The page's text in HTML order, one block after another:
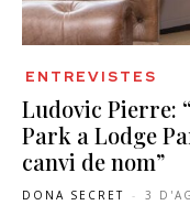
ENTREVISTES
Ludovic Pierre:
Park a Lodge
canvi de nom”
DONA SECRET - 3